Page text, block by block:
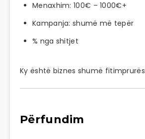
Menaxhim: 100€ – 1000€+
Kampanja: shumë më tepër
% nga shitjet
Ky është biznes shumë fitimprurës
Përfundim